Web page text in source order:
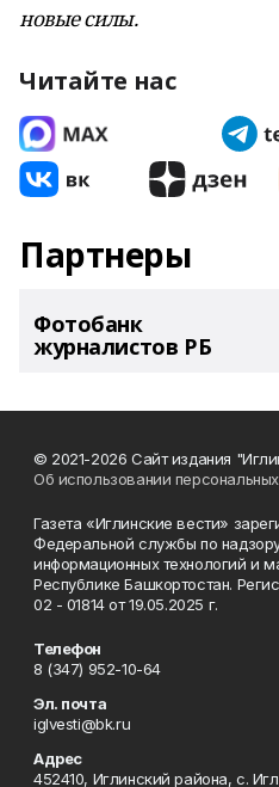
новые силы.
Читайте нас
Партнеры
Фотобанк
журналистов РБ
© 2021-2026 Сайт издания
Об использовании
Газета «Иглинские вести»
Федеральной службы по
информационных технологий и
Республике Башкортостан.
02 - 01814 от 19.05.2025 г.
Телефон
8 (347) 952-10-64
Эл. почта
iglvesti@bk.ru
Адрес
452410, Иглинский района, с.